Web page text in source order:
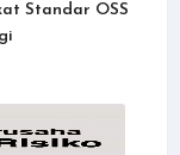
Standar OSS